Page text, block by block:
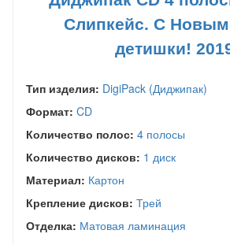
Слипкейс. С
детишки!
Тип изделия: DigiPack (Диджипак)
Формат: CD
Количество полос: 4 полосы
Количество дисков: 1 диск
Материал: Картон
Крепление дисков: Трей
Отделка: Матовая ламинация